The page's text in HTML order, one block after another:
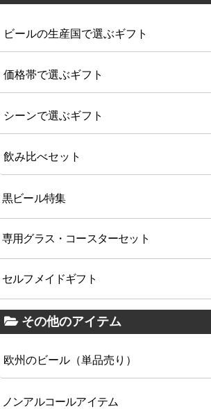
ビールの生産国で選ぶギフト
価格帯で選ぶギフト
シーンで選ぶギフト
飲み比べセット
黒ビール特集
専用グラス・コースターセット
セルフメイドギフト
その他のアイテム
欧州のビール（単品売り）
ノンアルコールアイテム